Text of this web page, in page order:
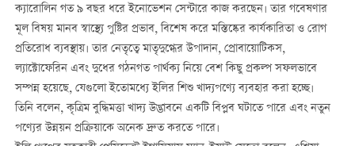
ক্যারোলিন গত ৯ বছর ধরে ইনোভেশন সেন্টারে কাজ করছেন। তার গবেষণার
মূল বিষয় মানব স্বাস্থ্যে পুষ্টির প্রভাব, বিশেষ করে মস্তিষ্কের কার্যকারিতা ও রোগ
প্রতিরোধ ব্যবস্থায়। তার নেতৃত্বে মাতৃদুগ্ধের উপাদান, প্রোবায়োটিকস,
ল্যাক্টোফেরিন এবং দুধের গঠনগত পার্থক্য নিয়ে বেশ কিছু প্রকল্প সফলভাবে
সম্পন্ন হয়েছে, যেগুলো ইতোমধ্যে ইলির শিশু খাদ্যপণ্যে ব্যবহার করা হচ্ছে।
তিনি বলেন, কৃত্রিম বুদ্ধিমত্তা খাদ্য উদ্ভাবনে একটি বিপ্লব ঘটাতে পারে এবং নতুন
পণ্যের উন্নয়ন প্রক্রিয়াকে অনেক দ্রুত করতে পারে।